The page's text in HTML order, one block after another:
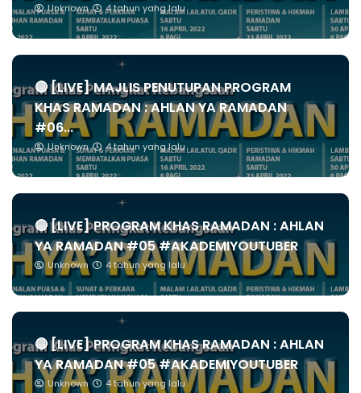
Unknown 4 tahun yang lalu
🔴 [LIVE] MAJLIS PENUTUPAN PROGRAM
KHAS RAMADAN : AHLAN YA RAMADAN
#06...
Unknown 4 tahun yang lalu
🔴 [LIVE] PROGRAM KHAS RAMADAN : AHLAN
YA RAMADAN #05 #AKADEMIYOUTUBER
Unknown 4 tahun yang lalu
🔴 [LIVE] PROGRAM KHAS RAMADAN : AHLAN
YA RAMADAN #05 #AKADEMIYOUTUBER
Unknown 4 tahun yang lalu